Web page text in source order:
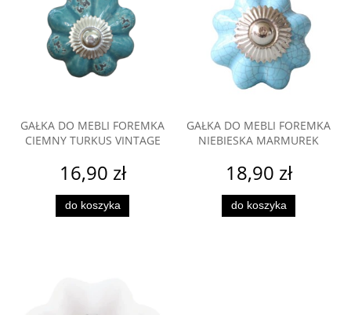
GAŁKA DO MEBLI FOREMKA
CIEMNY TURKUS VINTAGE
16,90 zł
do koszyka
GAŁKA DO MEBLI FOREMKA
NIEBIESKA MARMUREK
18,90 zł
do koszyka